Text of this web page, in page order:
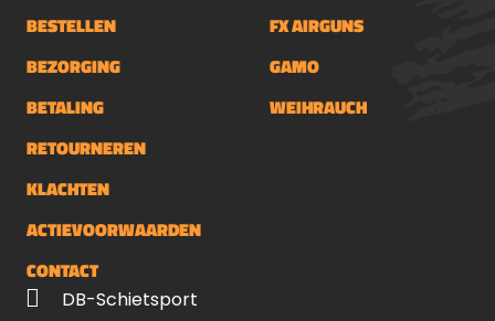
BESTELLEN
BEZORGING
BETALING
RETOURNEREN
KLACHTEN
ACTIEVOORWAARDEN
CONTACT
FX AIRGUNS
GAMO
WEIHRAUCH
DB-Schietsport